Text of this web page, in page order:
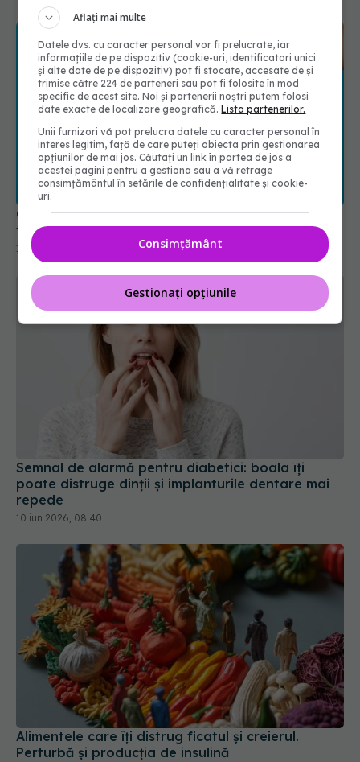
Ce se întâmplă în corpul tău dacă renunți la zahăr
timp de 14 zile
11 iun 2026, 21:32
Semnal de alarmă pentru diabetici: boala îți
poate distruge dinții și implanturile dentare mai
repede
10 iun 2026, 08:40
Alimentele care îți distrug ficatul și creierul.
Perturbă și producția de insulină
Aflați mai multe
Datele dvs. cu caracter personal vor fi prelucrate, iar
informațiile de pe dispozitiv (cookie-uri, identificatori unici
și alte date de pe dispozitiv) pot fi stocate, accesate de și
trimise către 224 de parteneri sau pot fi folosite în mod
specific de acest site. Noi și partenerii noștri putem folosi
date exacte de localizare geografică.Lista partenerilor.
Unii furnizori vă pot prelucra datele cu caracter personal în
interes legitim, față de care puteți obiecta prin gestionarea
opțiunilor de mai jos. Căutați un link în partea de jos a
acestei pagini pentru a gestiona sau a vă retrage
consimțământul în setările de confidențialitate și cookie-
uri.
Consimțământ
Gestionați opțiunile